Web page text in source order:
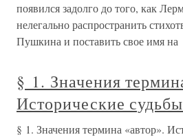
появился задолго до того, как
нелегально распространить
Пушкина и поставить свое имя на
§ 1. Значения
Исторические
§ 1. Значения термина «автор».